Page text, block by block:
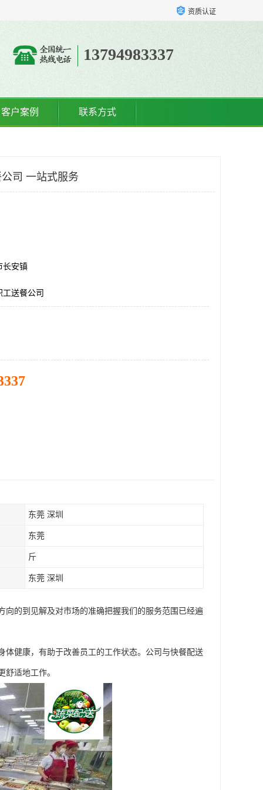
资质认证
13794983337
客户案例 联系方式
司 一站式服务
长安镇
送餐公司
东莞 深圳
东莞
斤
东莞 深圳
的到见解及对市场的准确把握我们的服务范围已经遍
健康，有助于改善员工的工作状态。公司与快餐配送
适地工作。